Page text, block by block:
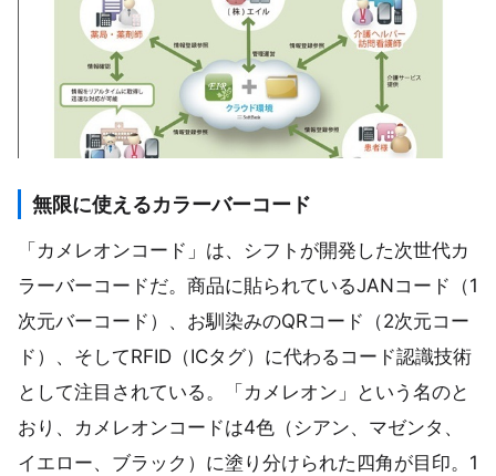
無限に使えるカラーバーコード
「カメレオンコード」は、シフトが開発した次世代カ
ラーバーコードだ。商品に貼られているJANコード（1
次元バーコード）、お馴染みのQRコード（2次元コー
ド）、そしてRFID（ICタグ）に代わるコード認識技術
として注目されている。「カメレオン」という名のと
おり、カメレオンコードは4色（シアン、マゼンタ、
イエロー、ブラック）に塗り分けられた四角が目印。1